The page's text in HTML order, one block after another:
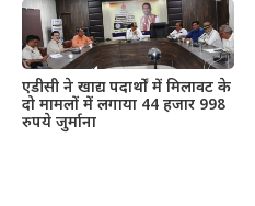
एडीसी ने खाद्य पदार्थों में मिलावट के
दो मामलों में लगाया 44 हजार 998
रुपये जुर्माना